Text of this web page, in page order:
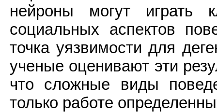
нейроны могут играть
социальных аспектов
точка уязвимости для
ученые оценивают эти
что сложные виды
только работе